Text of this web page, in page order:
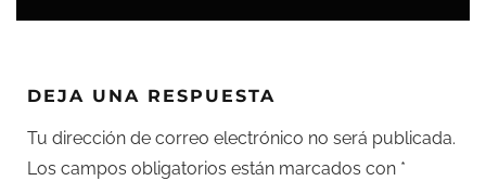
DEJA UNA RESPUESTA
Tu dirección de correo electrónico no será publicada.
Los campos obligatorios están marcados con *